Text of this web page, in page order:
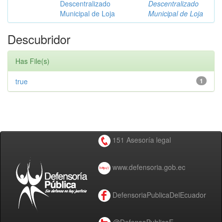
Descentralizado
Municipal de Loja
Descentralizado
Municipal de Loja
Descubridor
Has File(s)
1
true
151 Asesoría legal
www.defensoria.gob.ec
DefensoriaPublicaDelEcuador